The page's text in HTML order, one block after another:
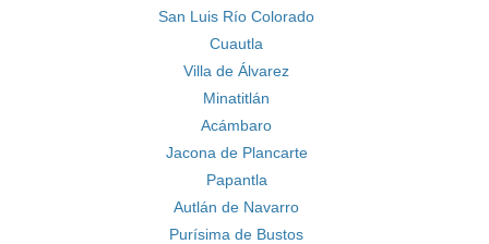
San Luis Río Colorado
Cuautla
Villa de Álvarez
Minatitlán
Acámbaro
Jacona de Plancarte
Papantla
Autlán de Navarro
Purísima de Bustos